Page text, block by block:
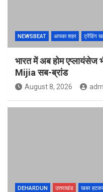
NEWSBEAT आपका शहर ट्रेंडिंग
भारत में अब होम एप्लायंसेज
Mijia सब-ब्रांड
August 8, 2026
DEHARDUN उत्तराखंड खबर